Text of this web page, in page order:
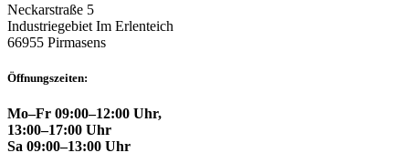
Neckarstraße 5
Industriegebiet Im Erlenteich
66955 Pirmasens
Öffnungszeiten:
Mo–Fr 09:00–12:00 Uhr,
13:00–17:00 Uhr
Sa 09:00–13:00 Uhr